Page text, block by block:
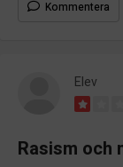
Kommentera
Elev
Rasism och